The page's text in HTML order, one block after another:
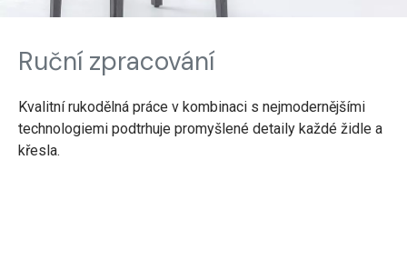
Ruční zpracování
Kvalitní rukodělná práce v kombinaci s nejmodernějšími
technologiemi podtrhuje promyšlené detaily každé židle a
křesla.